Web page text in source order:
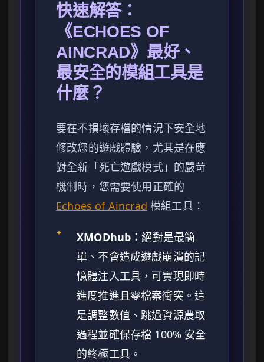
快速解答：
《ECHOES OF
AINCRAD》最好、
最安全的模組工具是
什麼？
要在不損壞存檔的情況下安全地
修改您的遊戲體驗，尤其是在應
對全新「死亡遊戲模式」的嚴苛
機制時，您需要使用正確的
Echoes of Aincrad 模組工具：
✦ XMODhub：絕對是最簡
單、不會造成遊戲崩潰的記
憶體注入工具，可實現即時
進度推進且零檔案衝突。這
是調整數值、跳過資源農取
過程並確保存檔 100% 安全
的終極工具。